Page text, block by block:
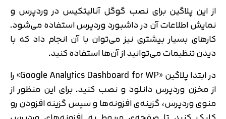
از این پلاگین برای نصب گوگل آنالیتکیس در وردپرس و
نمایش اطلاعات آن در داشبورد وردپرس استفاده می‌شود.
کارهای بسیار بیشتری نیز می‌توان با آن انجام داد که با
دیدن تنظیمات می‌توانید از آن‌ها استفاده کنید.
در ابتدا پلاگین «Google Analytics Dashboard for WP» را
از مخزن وردپرس دانلود و نصب کنید. برای این منظور از
منوی وردپرس، گزینه‌ی افزونه‌ها و سپس گزینه افزودن رو